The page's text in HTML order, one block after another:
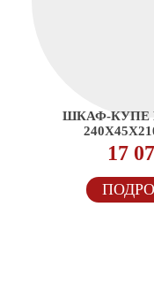
ШКАФ-КУПЕ
17